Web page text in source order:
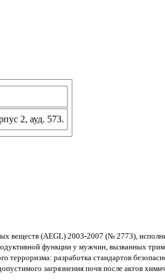
2, ауд. 573.
веществ (AEGL) 2003-2007 (№ 2773),
функции у мужчин, вызванных
терроризма: разработка стандартов
загрязнения почв после актов